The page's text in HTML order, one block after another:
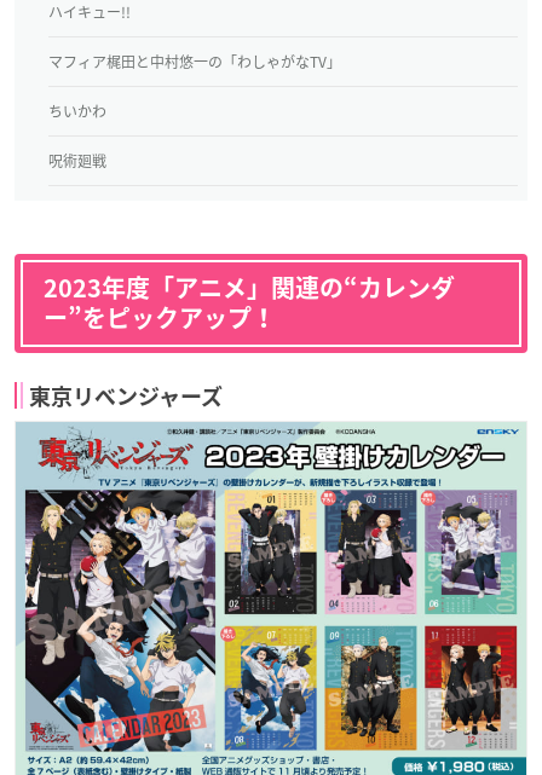
ハイキュー!!
マフィア梶田と中村悠一の「わしゃがなTV」
ちいかわ
呪術廻戦
2023年度「アニメ」関連の“カレンダ
ー”をピックアップ！
東京リベンジャーズ